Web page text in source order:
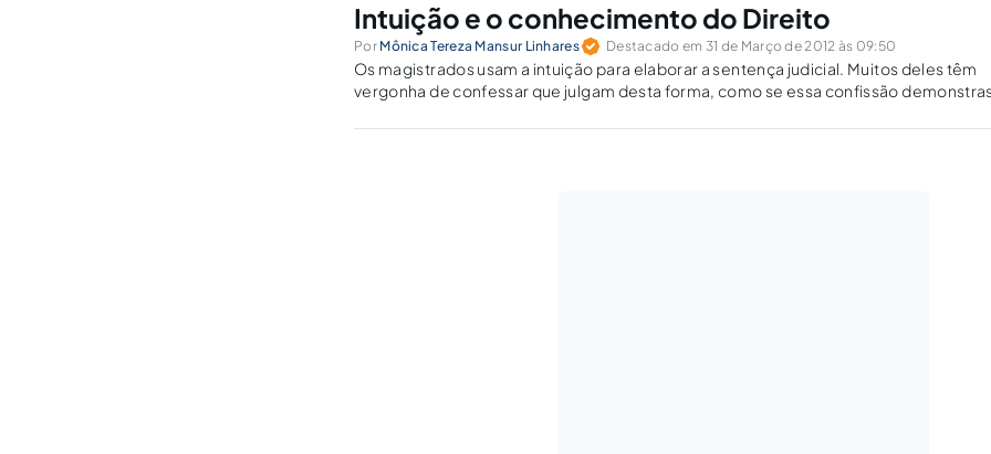
Intuição e o conhecimento do Direito
Por Mônica Tereza Mansur Linhares Destacado em 31 de Março de 2012 às 09:50
Os magistrados usam a intuição para elaborar a sentença judicial. Muitos deles têm
vergonha de confessar que julgam desta forma, como se essa confissão
pretensiosa de sua própria racionalidade.